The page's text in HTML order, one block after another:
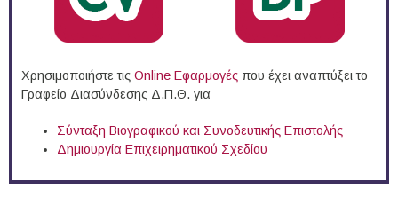
Χρησιμοποιήστε τις Online Eφαρμογές που έχει αναπτύξει το
Γραφείο Διασύνδεσης Δ.Π.Θ. για
Σύνταξη Βιογραφικού και Συνοδευτικής Επιστολής
Δημιουργία Επιχειρηματικού Σχεδίου